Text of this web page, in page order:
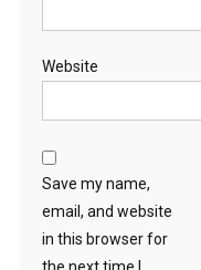
Website
Save my name,
email, and website
in this browser for